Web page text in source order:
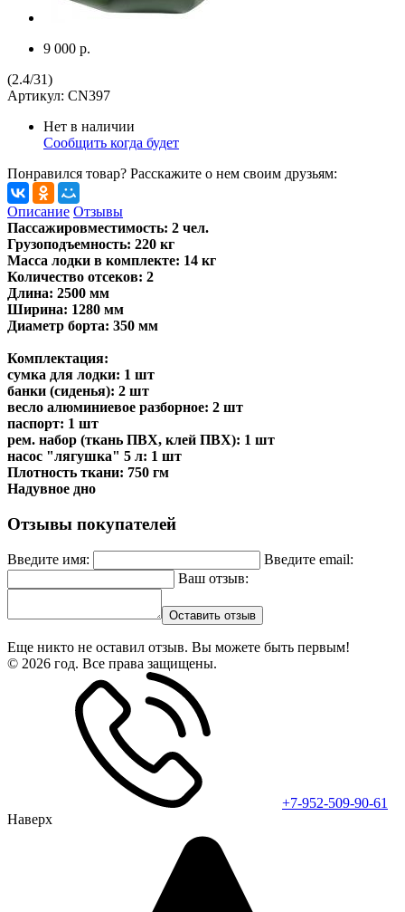
9 000 р.
(2.4/31)
Артикул: CN397
Нет в наличии
Сообщить когда будет
Понравился товар? Расскажите о нем своим друзьям:
Описание Отзывы
Пассажировместимость: 2 чел.
Грузоподъемность: 220 кг
Масса лодки в комплекте: 14 кг
Количество отсеков: 2
Длина: 2500 мм
Ширина: 1280 мм
Диаметр борта: 350 мм
Комплектация:
сумка для лодки: 1 шт
банки (сиденья): 2 шт
весло алюминиевое разборное: 2 шт
паспорт: 1 шт
рем. набор (ткань ПВХ, клей ПВХ): 1 шт
насос "лягушка" 5 л: 1 шт
Плотность ткани: 750 гм
Надувное дно
Отзывы покупателей
Введите имя:
Введите email:
Ваш отзыв:
Оставить отзыв
Еще никто не оставил отзыв. Вы можете быть первым!
© 2026 год. Все права защищены.
+7-952-509-90-61
Наверх